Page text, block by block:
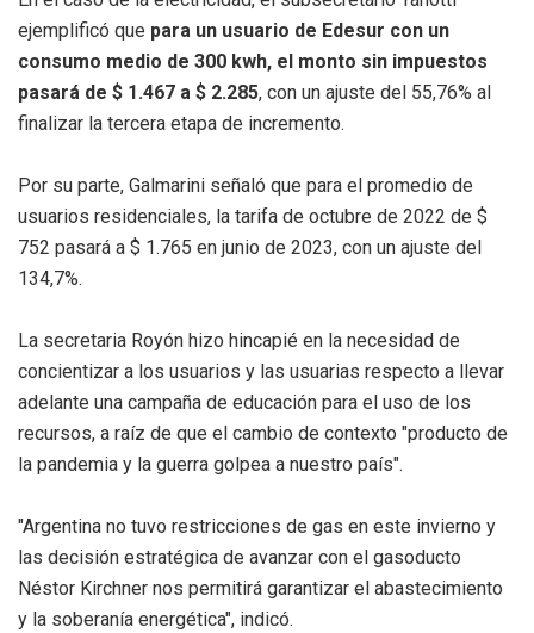
ejemplificó que para un usuario de Edesur con un
consumo medio de 300 kwh, el monto sin impuestos
pasará de $ 1.467 a $ 2.285, con un ajuste del 55,76% al
finalizar la tercera etapa de incremento.
Por su parte, Galmarini señaló que para el promedio de
usuarios residenciales, la tarifa de octubre de 2022 de $
752 pasará a $ 1.765 en junio de 2023, con un ajuste del
134,7%.
La secretaria Royón hizo hincapié en la necesidad de
concientizar a los usuarios y las usuarias respecto a llevar
adelante una campaña de educación para el uso de los
recursos, a raíz de que el cambio de contexto "producto de
la pandemia y la guerra golpea a nuestro país".
"Argentina no tuvo restricciones de gas en este invierno y
las decisión estratégica de avanzar con el gasoducto
Néstor Kirchner nos permitirá garantizar el abastecimiento
y la soberanía energética", indicó.